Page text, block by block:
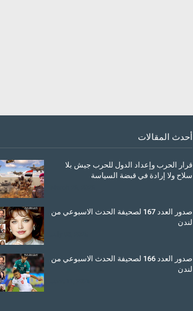
أحدث المقالات
قرار الحرب وإعداد الدول للحرب جيش بلا
سلاح ولا إرادة في قبضة السياسة
صدور العدد 167 لصحيفة الحدث الاسبوعي من
لندن
صدور العدد 166 لصحيفة الحدث الاسبوعي من
لندن